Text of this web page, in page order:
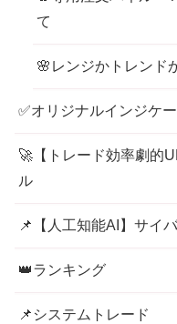
て
🌸レンジかトレンド
✅オリジナルインジケ
🚀【トレード効率劇的
ル
📌【人工知能AI】サイ
👑ランキング
📌システムトレード